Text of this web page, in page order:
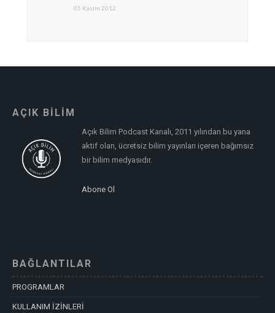
05 Kasım 2012
AÇIK BİLİM
Açık Bilim Podcast Kanalı, 2011 yılından bu yana
aktif olan, ücretsiz bilim yayınları içeren bağımsız
bir bilim medyasıdır.
Abone Ol
BAĞLANTILAR
PROGRAMLAR
KULLANIM İZİNLERİ